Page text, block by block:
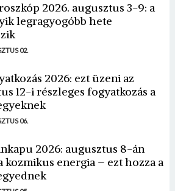
2026. augusztus 3-9: a
legragyogóbb hete
02.
2026: ezt üzeni az
12-i részleges fogyatkozás a
06.
2026: augusztus 8-án
kozmikus energia – ezt hozza a